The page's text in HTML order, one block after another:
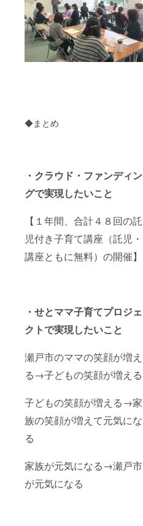
◆まとめ
・クラウド・ファンディン
グで実現したいこと
【１年間、合計４８回の託
児付き子育て講座（託児・
講座ともに無料）の開催】
・せとママ子育てプロジェ
クトで実現したいこと
瀬戸市のママの笑顔が増え
る→子どもの笑顔が増える
子どもの笑顔が増える→家
族の笑顔が増えて元気にな
る
家族が元気になる→瀬戸市
が元気になる